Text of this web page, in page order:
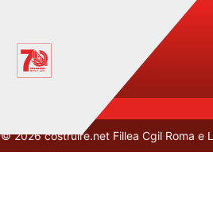
© 2026 costruire.net Fillea Cgil Roma e